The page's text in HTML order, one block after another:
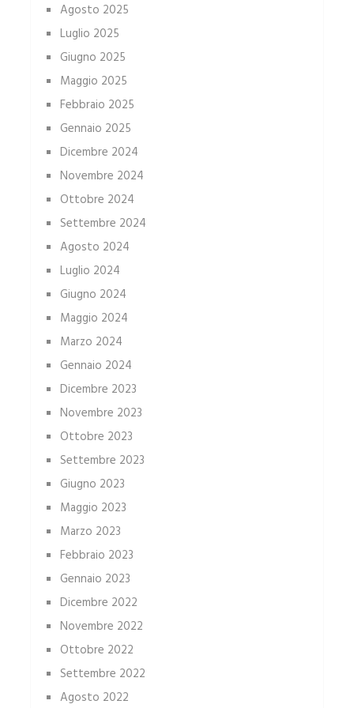
Agosto 2025
Luglio 2025
Giugno 2025
Maggio 2025
Febbraio 2025
Gennaio 2025
Dicembre 2024
Novembre 2024
Ottobre 2024
Settembre 2024
Agosto 2024
Luglio 2024
Giugno 2024
Maggio 2024
Marzo 2024
Gennaio 2024
Dicembre 2023
Novembre 2023
Ottobre 2023
Settembre 2023
Giugno 2023
Maggio 2023
Marzo 2023
Febbraio 2023
Gennaio 2023
Dicembre 2022
Novembre 2022
Ottobre 2022
Settembre 2022
Agosto 2022